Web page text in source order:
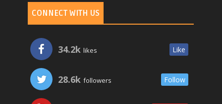
CONNECT WITH US
34.2k likes Like
28.6k followers Follow